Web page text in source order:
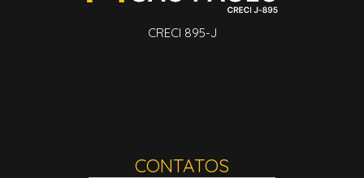
CRECI 895-J
CONTATOS